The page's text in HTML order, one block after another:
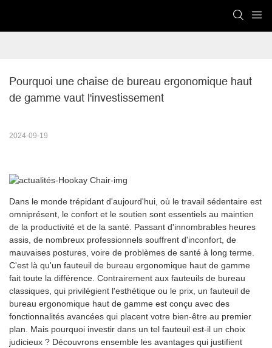
Pourquoi une chaise de bureau ergonomique haut
de gamme vaut l'investissement
2024-09-19
Dans le monde trépidant d'aujourd'hui, où le travail sédentaire est
omniprésent, le confort et le soutien sont essentiels au maintien
de la productivité et de la santé. Passant d'innombrables heures
assis, de nombreux professionnels souffrent d'inconfort, de
mauvaises postures, voire de problèmes de santé à long terme.
C'est là qu'un fauteuil de bureau ergonomique haut de gamme
fait toute la différence. Contrairement aux fauteuils de bureau
classiques, qui privilégient l'esthétique ou le prix, un fauteuil de
bureau ergonomique haut de gamme est conçu avec des
fonctionnalités avancées qui placent votre bien-être au premier
plan. Mais pourquoi investir dans un tel fauteuil est-il un choix
judicieux ? Découvrons ensemble les avantages qui justifient